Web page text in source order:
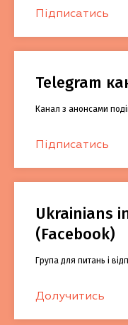
Підписатись
Telegram
Канал з анонсами
Підписатись
Ukrainians
(Facebook)
Група для питань і
Долучитись